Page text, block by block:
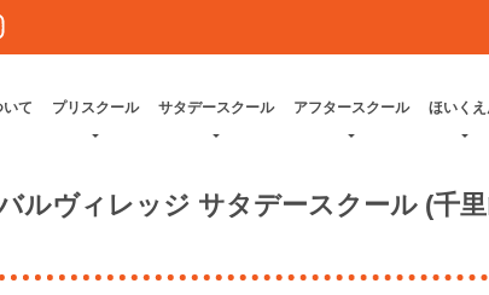
て プリスクール サタデースクール アフタースクール ほいくえ
ルヴィレッジ サタデースクール (千